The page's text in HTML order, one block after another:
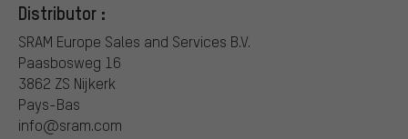
Distributor :
SRAM Europe Sales and Services B.V.
Paasbosweg 16
3862 ZS Nijkerk
Pays-Bas
info@sram.com